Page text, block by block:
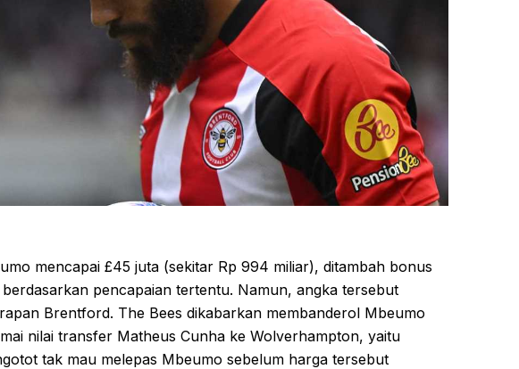
mencapai £45 juta (sekitar Rp 994 miliar), ditambah bonus
berdasarkan pencapaian tertentu. Namun, angka tersebut
Brentford. The Bees dikabarkan membanderol Mbeumo
nilai transfer Matheus Cunha ke Wolverhampton, yaitu
tak mau melepas Mbeumo sebelum harga tersebut